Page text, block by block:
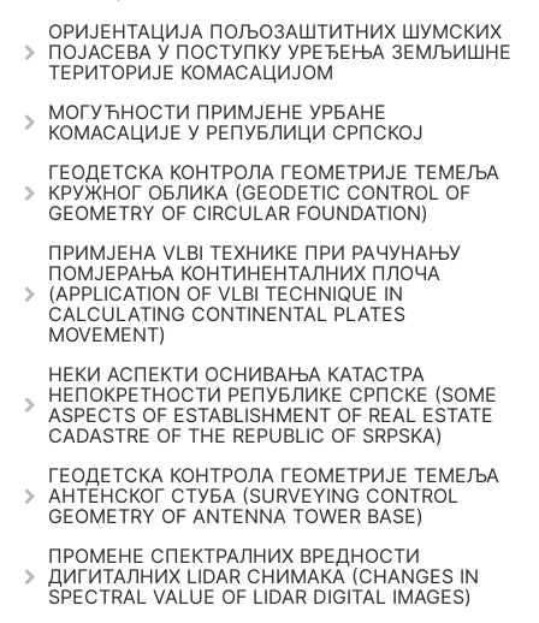
ОРИЈЕНТАЦИЈА ПОЉОЗАШТИТНИХ ШУМСКИХ
ПОЈАСЕВА У ПОСТУПКУ УРЕЂЕЊА ЗЕМЉИШНЕ
ТЕРИТОРИЈЕ КОМАСАЦИЈОМ
МОГУЋНОСТИ ПРИМЈЕНЕ УРБАНЕ
КОМАСАЦИЈЕ У РЕПУБЛИЦИ СРПСКОЈ
ГЕОДЕТСКА КОНТРОЛА ГЕОМЕТРИЈЕ ТЕМЕЉА
КРУЖНОГ ОБЛИКА (GEODETIC CONTROL OF
GEOMETRY OF CIRCULAR FOUNDATION)
ПРИМЈЕНА VLBI ТЕХНИКЕ ПРИ РАЧУНАЊУ
ПОМЈЕРАЊА КОНТИНЕНТАЛНИХ ПЛОЧА
(APPLICATION OF VLBI TECHNIQUE IN
CALCULATING CONTINENTAL PLATES
MOVEMENT)
НЕКИ АСПЕКТИ ОСНИВАЊА КАТАСТРА
НЕПОКРЕТНОСТИ РЕПУБЛИКЕ СРПСКЕ (SOME
ASPECTS OF ESTABLISHMENT OF REAL ESTATE
CADASTRE OF THE REPUBLIC OF SRPSKA)
ГЕОДЕТСКА КОНТРОЛА ГЕОМЕТРИЈЕ ТЕМЕЉА
АНТЕНСКОГ СТУБА (SURVEYING CONTROL
GEOMETRY OF ANTENNA TOWER BASE)
ПРОМЕНЕ СПЕКТРАЛНИХ ВРЕДНОСТИ
ДИГИТАЛНИХ LIDAR СНИМАКА (CHANGES IN
SPECTRAL VALUE OF LIDAR DIGITAL IMAGES)